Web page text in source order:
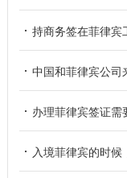
持商务签在菲律宾
中国和菲律宾公司来往
办理菲律宾签证需
入境菲律宾的时候